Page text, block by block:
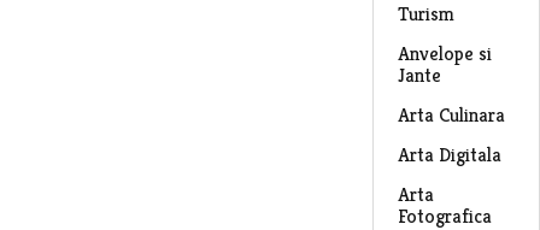
Turism
Anvelope si
Jante
Arta Culinara
Arta Digitala
Arta
Fotografica